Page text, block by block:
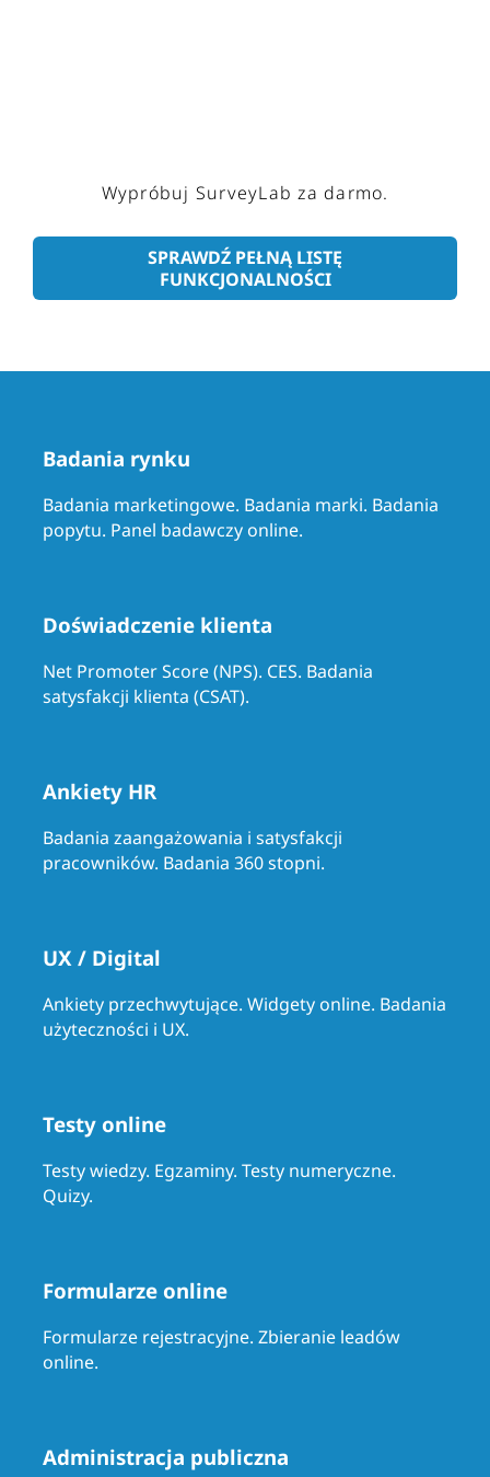
SPRAWDŹ PEŁNĄ LISTĘ
FUNKCJONALNOŚCI
Wypróbuj SurveyLab za darmo.
Badania rynku
Badania marketingowe. Badania marki. Badania
popytu. Panel badawczy online.
Doświadczenie klienta
Net Promoter Score (NPS). CES. Badania
satysfakcji klienta (CSAT).
Ankiety HR
Badania zaangażowania i satysfakcji
pracowników. Badania 360 stopni.
UX / Digital
Ankiety przechwytujące. Widgety online. Badania
użyteczności i UX.
Testy online
Testy wiedzy. Egzaminy. Testy numeryczne.
Quizy.
Formularze online
Formularze rejestracyjne. Zbieranie leadów
online.
Administracja publiczna